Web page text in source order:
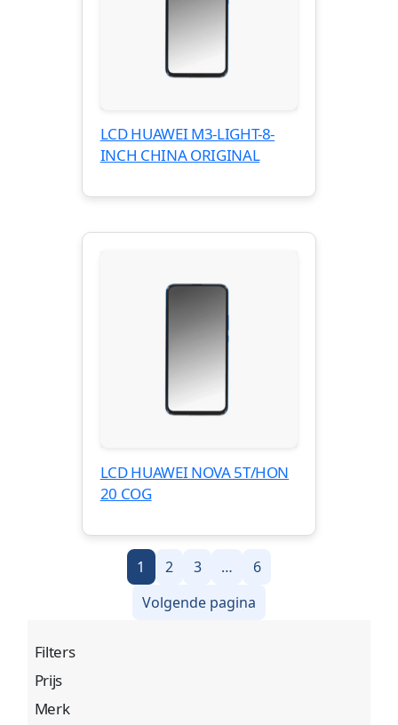
LCD HUAWEI M3-LIGHT-8-
INCH CHINA ORIGINAL
LCD HUAWEI NOVA 5T/HON
20 COG
1 2 3 …
6
Volgende pagina
Filters
Prijs
Merk